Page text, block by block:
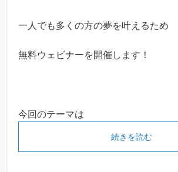
一人でも多くの方の夢を叶えるため
無料ウェビナーを開催します！
今回のテーマは
続きを読む